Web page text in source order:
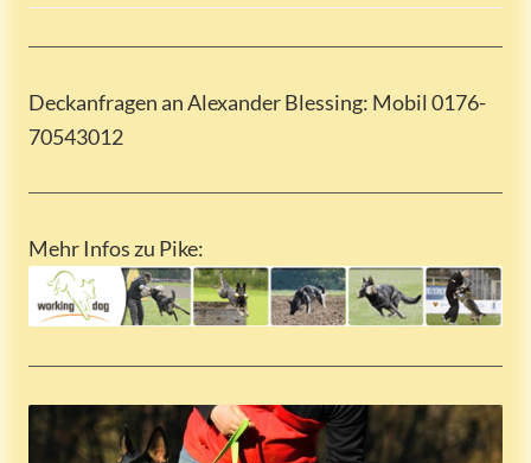
Deckanfragen an Alexander Blessing: Mobil 0176-
70543012
Mehr Infos zu Pike: